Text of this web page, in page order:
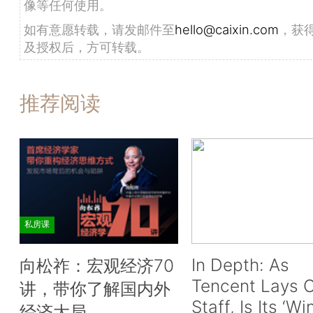
像等任何使用。
如有意愿转载，请发邮件至hello@caixin.com ，获
及授权后，方可转载。
推荐阅读
私房课
向松祚：宏观经济70
讲，带你了解国内外
In Depth: As
Tencent Lays
Staff, Is Its